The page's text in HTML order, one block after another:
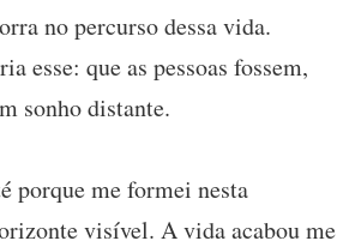
no percurso dessa vida.
esse: que as pessoas fossem,
sonho distante.
porque me formei nesta
visível. A vida acabou me